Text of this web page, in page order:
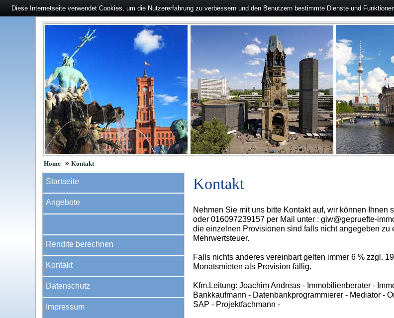
Home » Kontakt
Startseite
Angebote
Rendite berechnen
Kontakt
Datenschutz
Impressum
Kontakt
Nehmen Sie mit uns bitte Kontakt auf, wir können
oder 016097239157 per Mail unter : giw@gepruefte-
die einzelnen Provisionen sind falls nicht angegeben
Mehrwertsteuer.
Falls nichts anderes vereinbart gelten immer 6 % zzgl.
Monatsmieten als Provision fällig.
Kfm.Leitung: Joachim Andreas - Immobilienberater -
Bankkaufmann - Datenbankprogrammierer - Mediator -
SAP - Projektfachmann -
Diese Internetseite verwendet Cookies, um die Nutzererfahrung zu verbessern und den Benutzern bestimmte Dienste und